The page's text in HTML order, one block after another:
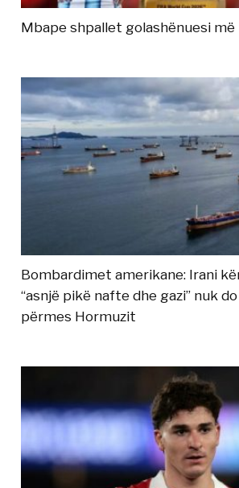
Mbape shpallet golashënuesi më
Bombardimet amerikane: Irani
“asnjë pikë nafte dhe gazi” nuk
përmes Hormuzit